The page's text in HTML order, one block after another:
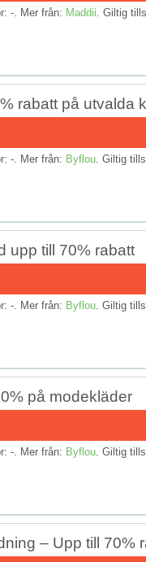
-. Mer från: Maddii . Giltig
rabatt på utvalda
-. Mer från: Byflou . Giltig
upp till 70% rabatt
-. Mer från: Byflou . Giltig
på modekläder
-. Mer från: Byflou . Giltig
– Upp till 70%